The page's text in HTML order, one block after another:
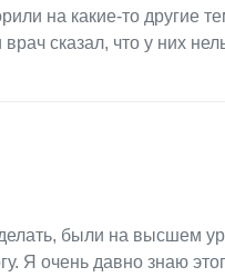
на какие-то другие
сказал, что у них
были на высшем
Я очень давно знаю